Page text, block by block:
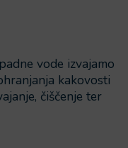
vode izvajamo
kakovosti
čiščenje ter